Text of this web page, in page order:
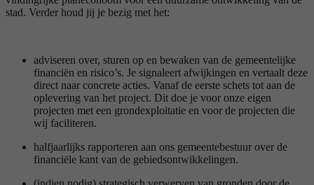
stad. Verder houd jij je bezig met het:
adviseren over, sturen op en bewaken van de gemeentelijke
financiën en risico’s. Je signaleert afwijkingen en vertaalt deze
direct naar concrete acties. Vanaf de eerste schets tot aan de
oplevering van het project. Dit doe je voor onze eigen
projecten met een grondexploitatie en voor de projecten die
wij faciliteren.
halfjaarlijks rapporteren aan ons gemeentebestuur over de
financiële kant van de gebiedsontwikkelingen.